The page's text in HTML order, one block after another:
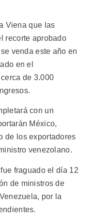
Viena que las
recorte aprobado
venda este año en
en el
de 3.000
con un
México,
de los exportadores
venezolano.
fraguado el día 12
de ministros de
por la